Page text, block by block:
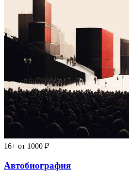
16+ от 1000 ₽
Автобиография